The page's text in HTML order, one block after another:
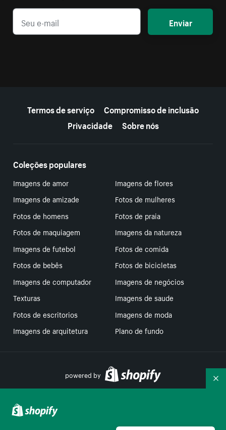
Enviar
Termos de serviço
Compromisso de inclusão
Privacidade
Sobre nós
Coleções populares
Imagens de amor
Imagens de flores
Imagens de amizade
Fotos de mulheres
Fotos de homens
Fotos de praia
Fotos de maquiagem
Imagens da natureza
Imagens de futebol
Fotos de comida
Fotos de bebês
Fotos de bicicletas
Imagens de computador
Imagens de negócios
Texturas
Imagens de saude
Fotos de escritorios
Imagens de moda
Imagens de arquitetura
Plano de fundo
powered by
Suas escolhas de privacidade